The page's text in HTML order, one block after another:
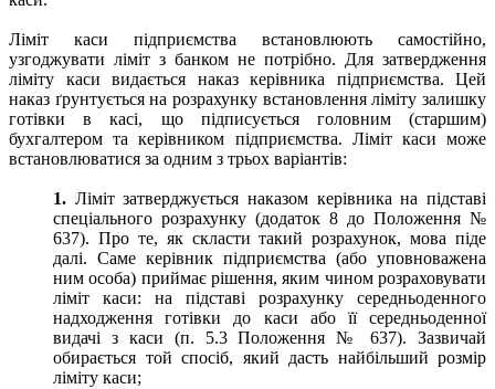
Ліміт каси підприємства встановлюють самостійно,
узгоджувати ліміт з банком не потрібно. Для затвердження
ліміту каси видається наказ керівника підприємства. Цей
наказ ґрунтується на розрахунку встановлення ліміту залишку
готівки в касі, що підписується головним (старшим)
бухгалтером та керівником підприємства. Ліміт каси може
встановлюватися за одним з трьох варіантів:
1. Ліміт затверджується наказом керівника на підставі
спеціального розрахунку (додаток 8 до Положення №
637). Про те, як скласти такий розрахунок, мова піде
далі. Саме керівник підприємства (або уповноважена
ним особа) приймає рішення, яким чином розраховувати
ліміт каси: на підставі розрахунку середньоденного
надходження готівки до каси або її середньоденної
видачі з каси (п. 5.3 Положення № 637). Зазвичай
обирається той спосіб, який дасть найбільший розмір
ліміту каси;